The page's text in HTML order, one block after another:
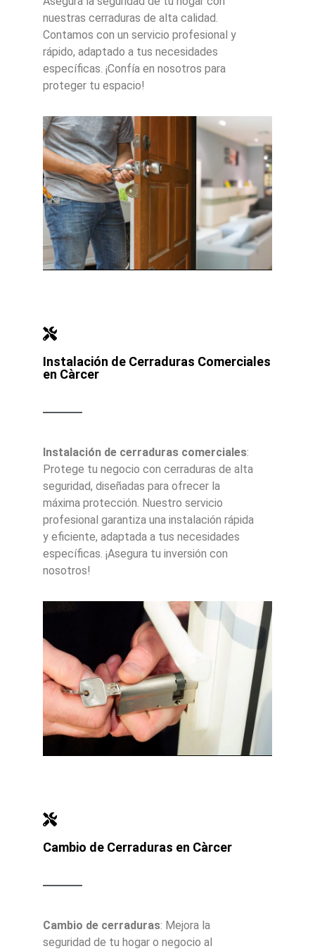
nuestras cerraduras de alta calidad.
Contamos con un servicio profesional y
rápido, adaptado a tus necesidades
específicas. ¡Confía en nosotros para
proteger tu espacio!
Instalación de Cerraduras Comerciales
en Càrcer
Instalación de cerraduras comerciales:
Protege tu negocio con cerraduras de alta
seguridad, diseñadas para ofrecer la
máxima protección. Nuestro servicio
profesional garantiza una instalación rápida
y eficiente, adaptada a tus necesidades
específicas. ¡Asegura tu inversión con
nosotros!
Cambio de Cerraduras en Càrcer
Cambio de cerraduras: Mejora la
seguridad de tu hogar o negocio al